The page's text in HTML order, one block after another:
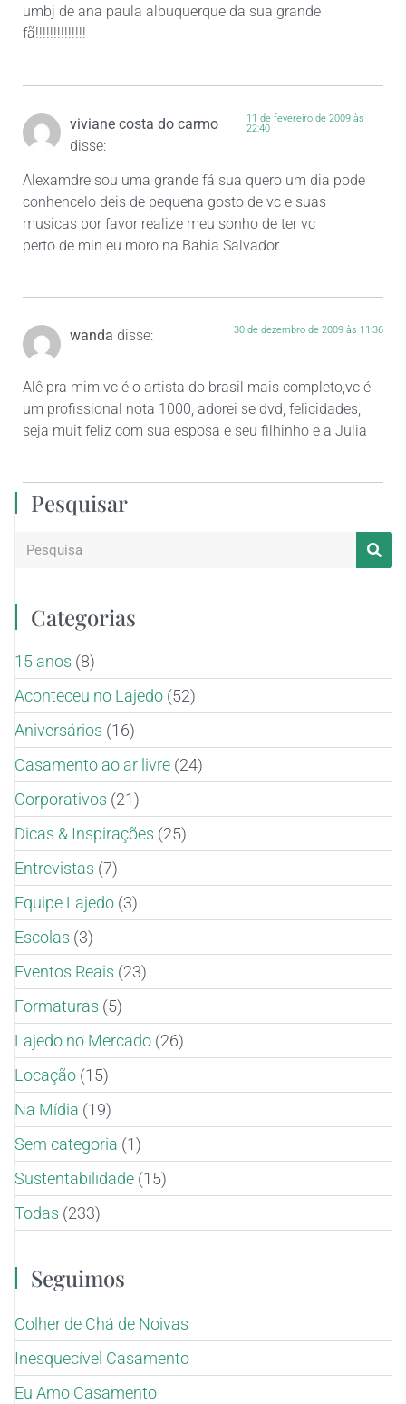
umbj de ana paula albuquerque da sua grande
fã!!!!!!!!!!!!!!
viviane costa do carmo
disse:
11 de fevereiro de 2009 às
22:40
Alexamdre sou uma grande fá sua quero um dia pode
conhencelo deis de pequena gosto de vc e suas
musicas por favor realize meu sonho de ter vc
perto de min eu moro na Bahia Salvador
wanda disse: 30 de dezembro de 2009 às 11:36
Alê pra mim vc é o artista do brasil mais completo,vc é
um profissional nota 1000, adorei se dvd, felicidades,
seja muit feliz com sua esposa e seu filhinho e a Julia
Pesquisar
Categorias
15 anos (8)
Aconteceu no Lajedo (52)
Aniversários (16)
Casamento ao ar livre (24)
Corporativos (21)
Dicas & Inspirações (25)
Entrevistas (7)
Equipe Lajedo (3)
Escolas (3)
Eventos Reais (23)
Formaturas (5)
Lajedo no Mercado (26)
Locação (15)
Na Mídia (19)
Sem categoria (1)
Sustentabilidade (15)
Todas (233)
Seguimos
Colher de Chá de Noivas
Inesquecível Casamento
Eu Amo Casamento